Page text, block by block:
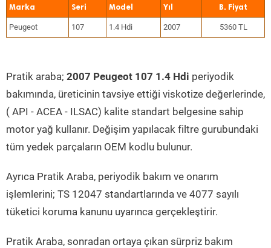
Marka Seri Model Yıl
Peugeot 107 1.4 Hdi 2007 5360 TL
Pratik araba; 2007 Peugeot 107 1.4 Hdi periyodik
bakımında, üreticinin tavsiye ettiği viskotize değerlerinde,
( API - ACEA - ILSAC) kalite standart belgesine sahip
motor yağ kullanır. Değişim yapılacak filtre gurubundaki
tüm yedek parçaların OEM kodlu bulunur.
Ayrıca Pratik Araba, periyodik bakım ve onarım
işlemlerini; TS 12047 standartlarında ve 4077 sayılı
tüketici koruma kanunu uyarınca gerçekleştirir.
Pratik Araba, sonradan ortaya çıkan sürpriz bakım